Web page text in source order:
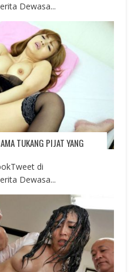
Dewasa...
TUKANG PIJAT YANG
di
Dewasa...